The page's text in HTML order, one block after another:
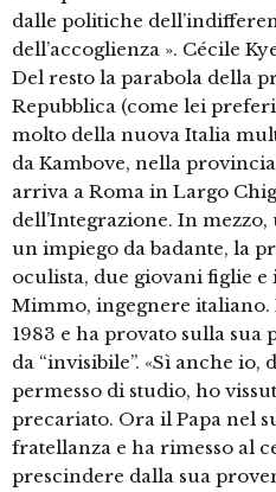
dalle politiche
dell’accoglienza ». Cécile
Del resto la parabola della
Repubblica (come lei
molto della nuova Italia
da Kambove, nella
arriva a Roma in Largo
dell’Integrazione. In
un impiego da badante, la
oculista, due giovani figlie
Mimmo, ingegnere
1983 e ha provato sulla sua
da “invisibile”. «Sì anche
permesso di studio, ho
precariato. Ora il Papa nel
fratellanza e ha rimesso al
prescindere dalla sua